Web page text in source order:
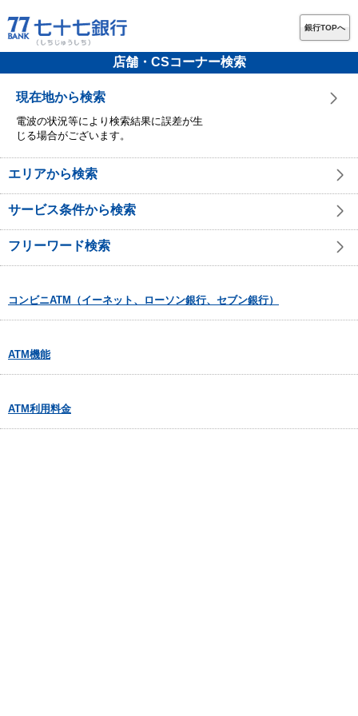
銀行TOPへ
店舗・CSコーナー検索
現在地から検索
電波の状況等により検索結果に誤差が生
じる場合がございます。
エリアから検索
サービス条件から検索
フリーワード検索
コンビニATM（イーネット、ローソン銀行、セブン銀行）
ATM機能
ATM利用料金